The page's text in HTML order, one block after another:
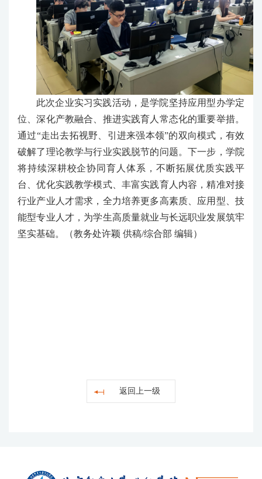
此次企业实习实践活动，是学院坚持应用型办学定
位、深化产教融合、推进实践育人常态化的重要举措。
通过“走出去拓视野、引进来强本领”的双向模式，有效
破解了理论教学与行业实践脱节的问题。下一步，学院
将持续深耕校企协同育人体系，不断拓展优质实践平
台、优化实践教学模式、丰富实践育人内容，精准对接
行业产业人才需求，全力培养更多高素质、应用型、技
能型专业人才，为学生高质量就业与长远职业发展筑牢
坚实基础。
（教务处许颖 供稿/综合部 编辑）
返回上一级